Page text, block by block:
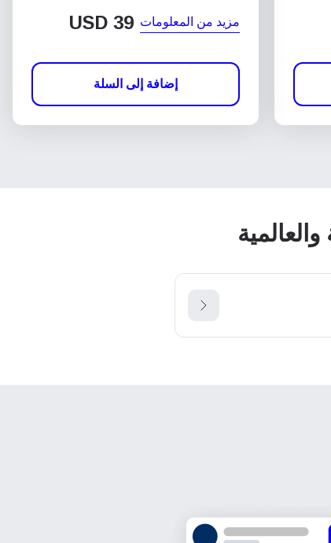
مزيد من المعلومات USD 39
إضافة إلى السلة